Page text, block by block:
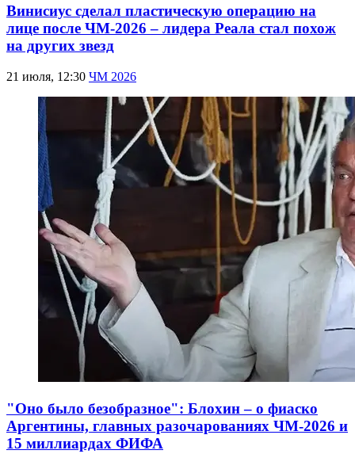
Винисиус сделал пластическую операцию на
лице после ЧМ-2026 – лидера Реала стал похож
на других звезд
21 июля, 12:30 ЧМ 2026
"Оно было безобразное": Блохин – о фиаско
Аргентины, главных разочарованиях ЧМ-2026 и
15 миллиардах ФИФА